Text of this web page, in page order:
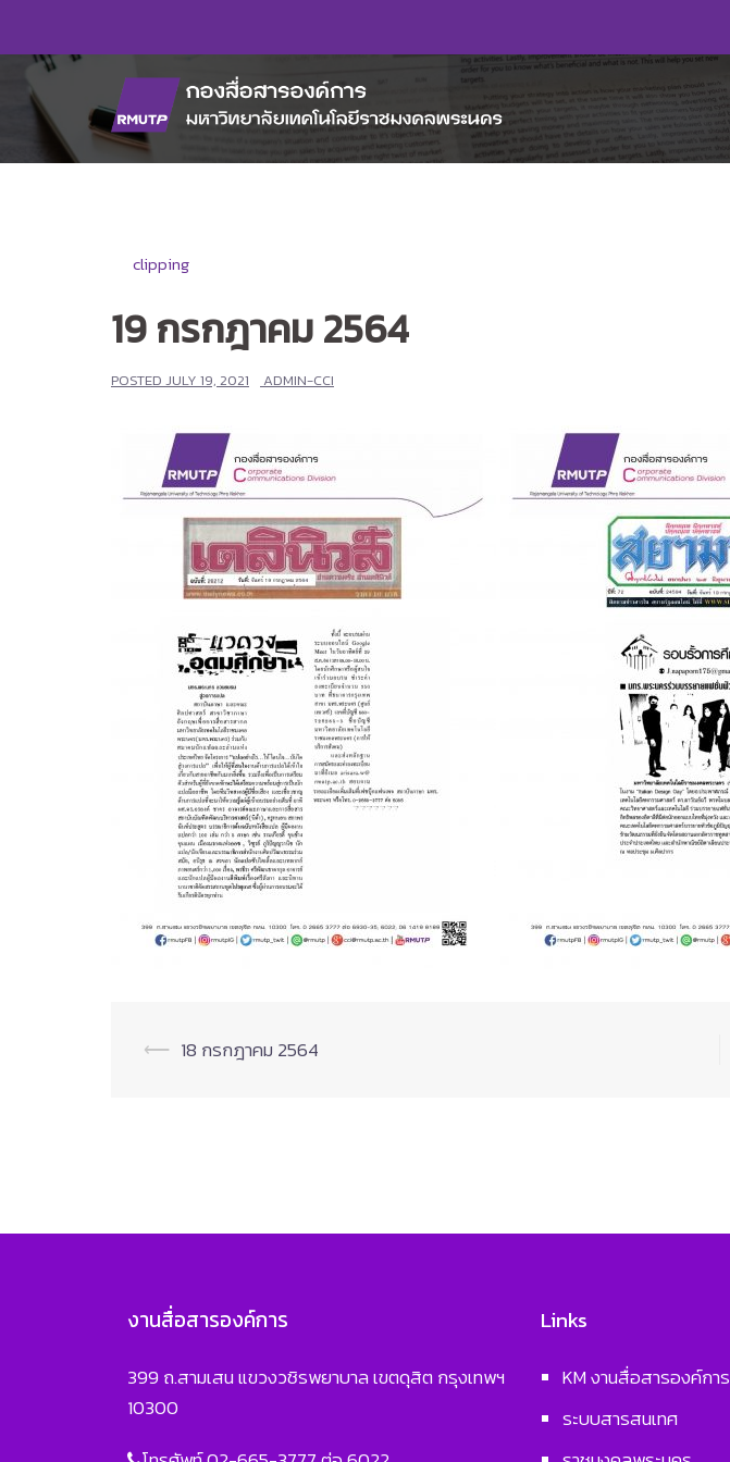
content
clipping
19 กรกฎาคม 2564
POSTED JULY 19, 2021 ADMIN-CCI
Post
⟵ 18 กรกฎาคม 2564
งานสื่อสารองค์การ
399 ถ.สามเสน แขวงวชิรพยาบาล เขตดุสิต กรุงเทพฯ
10300
Links
KM งานสื่อสารองค์การ
ระบบสารสนเทศ